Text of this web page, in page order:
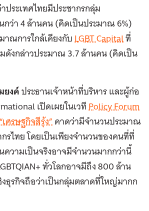
ประเทศไทยมีประชากรกลุ่ม
กว่า 4 ล้านคน (คิดเป็นประมาณ 6%)
าณการใกล้เคียงกับLGBT Capitalที่
งกล่าวประมาณ 3.7 ล้านคน (คิดเป็น
ยงค์ประธานเจ้าหน้าที่บริหาร และผู้ก่อ
เปิดเผยในเวทีPolicy Forum
ศรษฐกิจสีรุ้ง”คาดว่ามีจำนวนประมาณ
รไทย โดยเป็นเพียงจำนวนของคนที่ที่
ความเป็นจริงอาจมีจำนวนมากกว่านี้
ทั่วโลกอาจมีถึง 800 ล้าน
งธุรกิจถือว่าเป็นกลุ่มตลาดที่ใหญ่มากก